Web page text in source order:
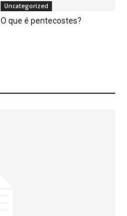
Uncategorized
O que é pentecostes?